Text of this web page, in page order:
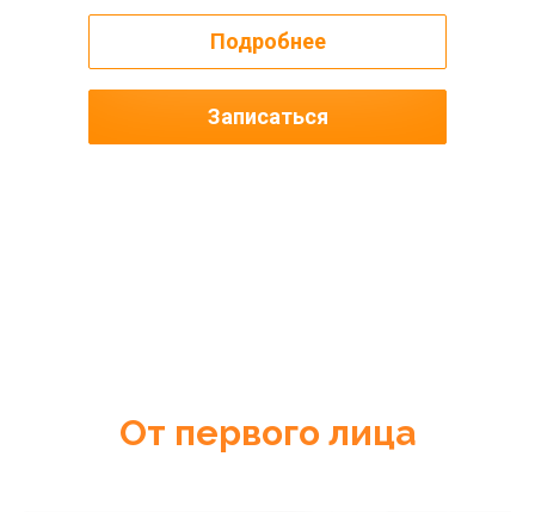
Записаться
Подробнее
От первого лица